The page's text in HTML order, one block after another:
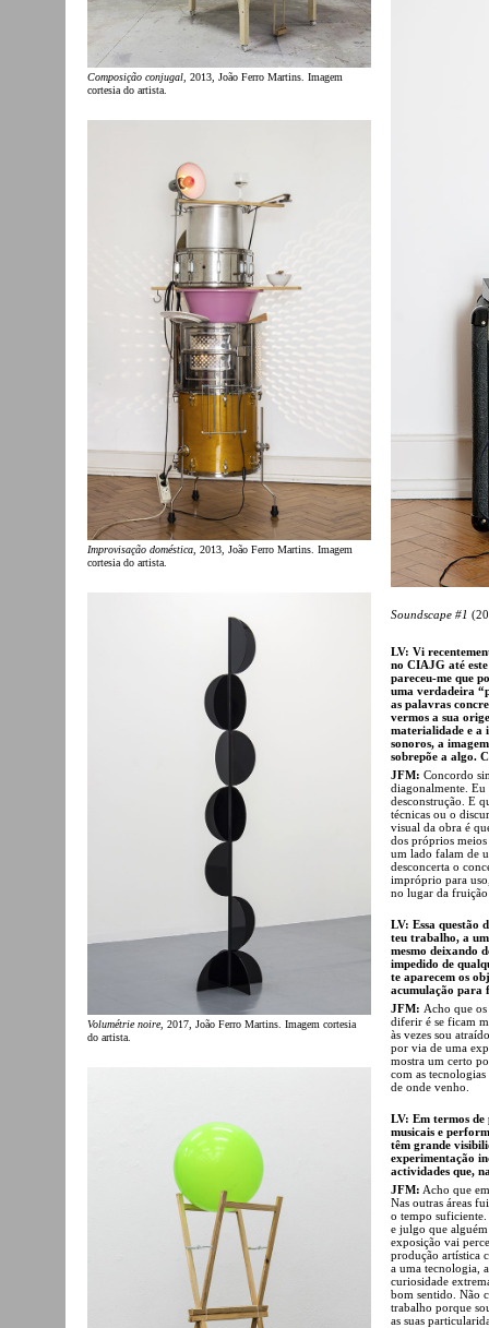
Composição conjugal , 2013, João Ferro Martins. Imagem
cortesia do artista.
Improvisação doméstica , 2013, João Ferro Martins. Imagem
cortesia do artista.
Volumétrie noire, 2017, João Ferro Martins. Imagem cortesia
do artista.
Soundscape #1
LV: Vi
no CIAJG até
pareceu-me que
uma verdadeira
as palavras
vermos a sua
materialidade e a
sonoros, a
sobrepõe a algo.
JFM: Concordo
diagonalmente. Eu
desconstrução. E
técnicas ou o
visual da obra é
dos próprios
um lado falam de
desconcerta o
impróprio para
no lugar da fruição
LV: Essa questão
teu trabalho, a
mesmo deixando
impedido de
te aparecem os
acumulação para
JFM: Acho que
diferir é se ficam
às vezes sou
por via de uma
mostra um certo
com as
de onde venho.
LV: Em termos de
musicais e
têm grande
experimentação
actividades que,
JFM: Acho que
Nas outras áreas
o tempo
e julgo que
exposição vai
produção artística
a uma tecnologia,
curiosidade
bom sentido. Não
trabalho porque
as suas